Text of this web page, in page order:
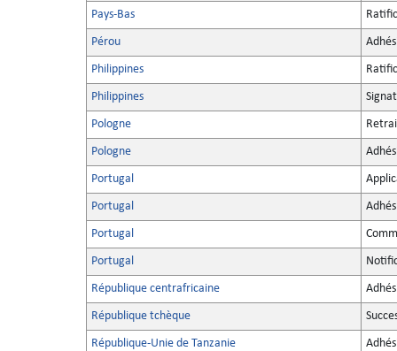
Pays-Bas
Pérou
Philippines
Philippines
Pologne
Pologne
Portugal
Portugal
Portugal
Portugal
République centrafricaine
République tchèque
République-Unie de Tanzanie